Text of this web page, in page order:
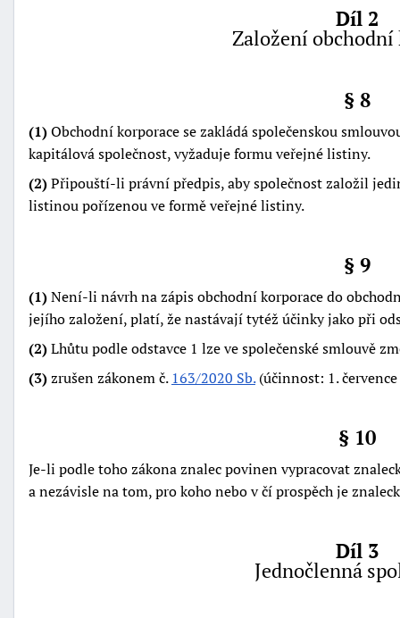
Díl 2
Založení obchodní
§ 8
(1)Obchodní korporace se zakládá společenskou
kapitálová společnost, vyžaduje formu veřejné listiny.
(2)Připouští-li právní předpis, aby společnost založil
listinou pořízenou ve formě veřejné listiny.
§ 9
(1)Není-li návrh na zápis obchodní korporace do
jejího založení, platí, že nastávají tytéž účinky jako při
(2)Lhůtu podle odstavce 1 lze ve společenské smlouvě
(3)zrušen zákonem č. 163/2020 Sb.(účinnost: 1.
§ 10
Je-li podle toho zákona znalec povinen vypracovat
a nezávisle na tom, pro koho nebo v čí prospěch je
Díl 3
Jednočlenná